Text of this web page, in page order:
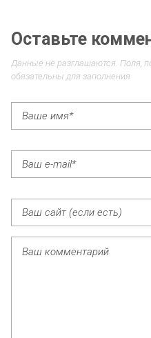
Оставьте
Данные не разглашаются. Поля,
обязательны для заполнения